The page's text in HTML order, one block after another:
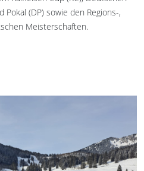
Pokal (DP) sowie den Regions-,
Meisterschaften.